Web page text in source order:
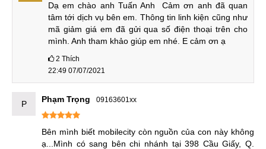
Dạ em chào anh Tuấn Anh  Cảm ơn anh đã quan
tâm tới dịch vụ bên em. Thông tin linh kiện cũng như
mã giảm giá em đã gửi qua số điện thoại trên cho
mình. Anh tham khảo giúp em nhé. E cảm ơn ạ
2 Thích
22:49 07/07/2021
P Phạm Trọng 09163601xx
Bên mình biết mobilecity còn nguồn của con này không
ạ...Mình có sang bên chi nhánh tại 398 Cầu Giấy, Q.